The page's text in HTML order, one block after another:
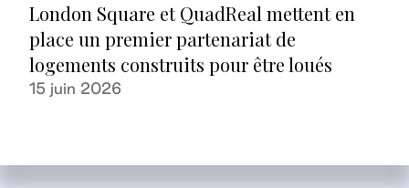
London Square et QuadReal mettent en
place un premier partenariat de
logements construits pour être loués
15 juin 2026